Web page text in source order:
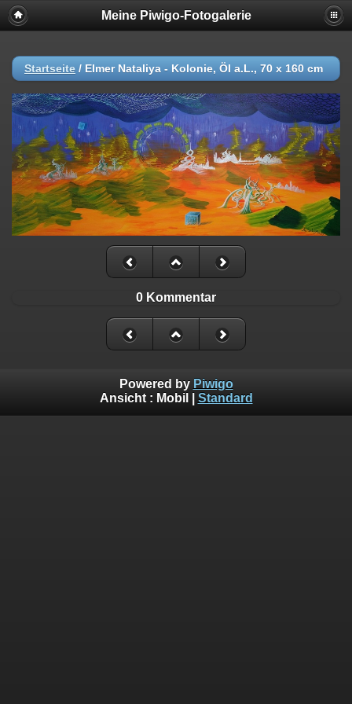
Meine Piwigo-Fotogalerie
Startseite / Elmer Nataliya - Kolonie, Öl a.L., 70 x 160 cm
0 Kommentar
Powered by Piwigo
Ansicht : Mobil Standard